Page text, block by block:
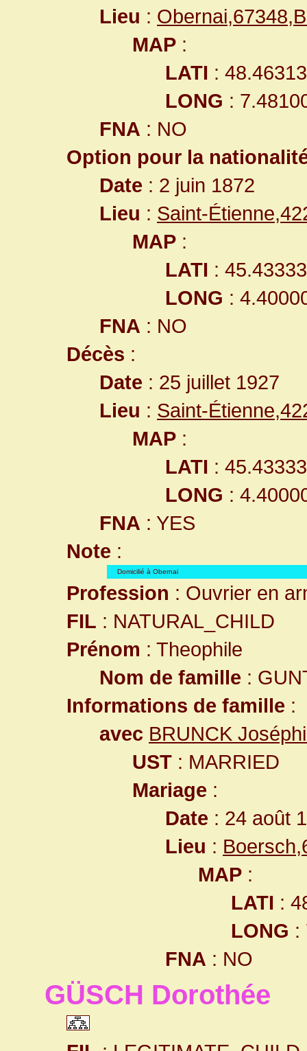
Lieu :
MAP :
LATI :
LONG :
FNA : NO
Option pour la
Date : 2 juin 1872
Lieu : Saint-
MAP :
LATI :
LONG :
FNA : NO
Décès :
Date : 25 juillet 1927
Lieu : Saint-
MAP :
LATI :
LONG :
FNA : YES
Note :
Domicilié à Obernai
Profession : Ouvrier en
FIL : NATURAL_CHILD
Prénom : Theophile
Nom de famille :
Informations de famille :
avec BRUNCK
UST : MARRIED
Mariage :
Date : 24 août
Lieu :
MAP :
LATI :
LONG :
FNA : NO
GÜSCH Dorothée